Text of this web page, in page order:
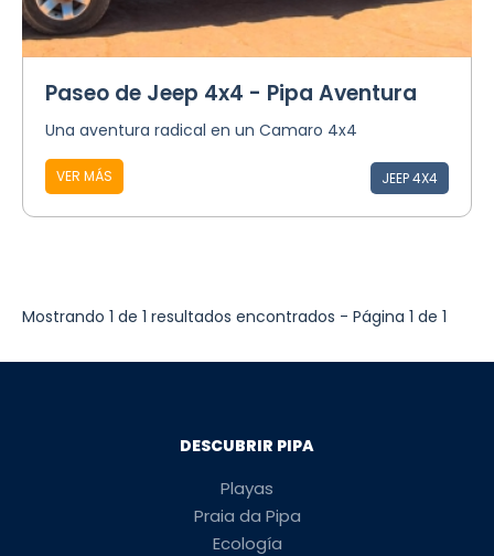
Paseo de Jeep 4x4 - Pipa Aventura
Una aventura radical en un Camaro 4x4
VER MÁS JEEP 4X4
Mostrando 1 de 1 resultados encontrados - Página 1 de 1
DESCUBRIR PIPA
Playas
Praia da Pipa
Ecología